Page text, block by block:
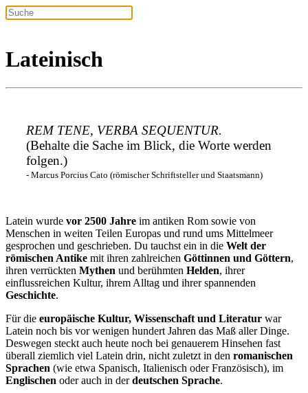
Lateinisch
REM TENE, VERBA SEQUENTUR.
(Behalte die Sache im Blick, die Worte werden
folgen.)
- Marcus Porcius Cato (römischer Schriftsteller und Staatsmann)
Latein wurde vor 2500 Jahre im antiken Rom sowie von
Menschen in weiten Teilen Europas und rund ums Mittelmeer
gesprochen und geschrieben. Du tauchst ein in die Welt der
römischen Antike mit ihren zahlreichen Göttinnen und Göttern,
ihren verrückten Mythen und berühmten Helden, ihrer
einflussreichen Kultur, ihrem Alltag und ihrer spannenden
Geschichte.
Für die europäische Kultur, Wissenschaft und Literatur war
Latein noch bis vor wenigen hundert Jahren das Maß aller Dinge.
Deswegen steckt auch heute noch bei genauerem Hinsehen fast
überall ziemlich viel Latein drin, nicht zuletzt in den romanischen
Sprachen (wie etwa Spanisch, Italienisch oder Französisch), im
Englischen oder auch in derdeutschen Sprache.